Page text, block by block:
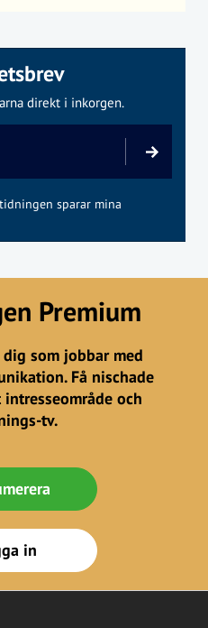
direkt i inkorgen.
sparar mina
Premium
som jobbar med
Få nischade
och
tv.
in